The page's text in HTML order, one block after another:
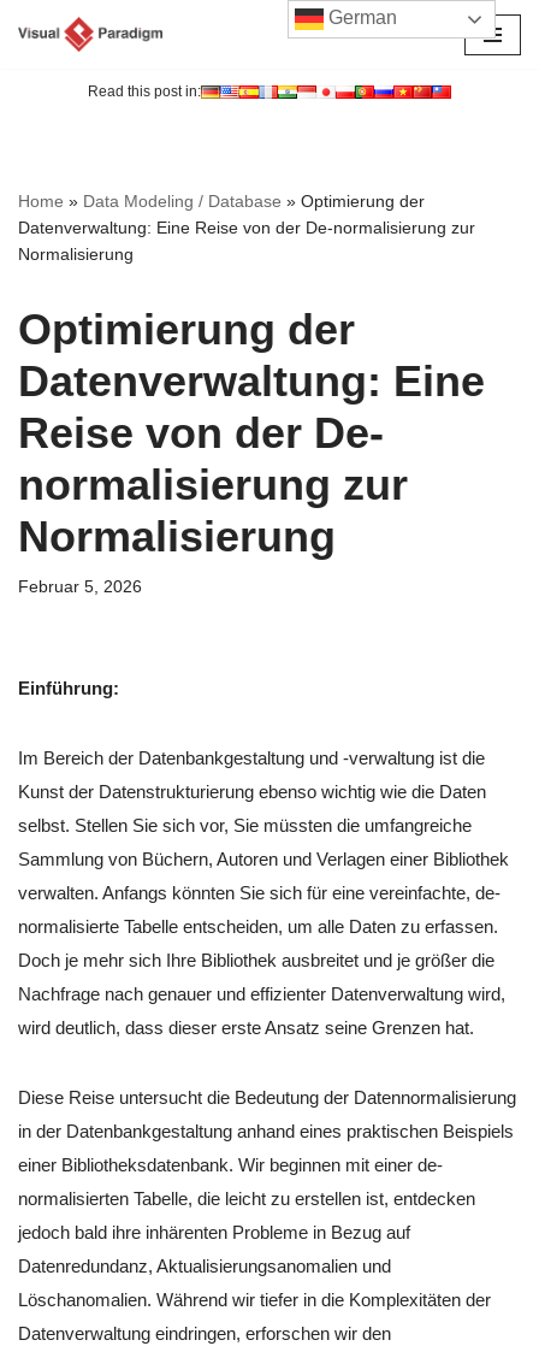
Read this post in:
Home » Data Modeling / Database » Optimierung der
Datenverwaltung: Eine Reise von der De-normalisierung zur
Normalisierung
Optimierung der
Datenverwaltung: Eine
Reise von der De-
normalisierung zur
Normalisierung
Februar 5, 2026
Einführung:
Im Bereich der Datenbankgestaltung und -verwaltung ist die
Kunst der Datenstrukturierung ebenso wichtig wie die Daten
selbst. Stellen Sie sich vor, Sie müssten die umfangreiche
Sammlung von Büchern, Autoren und Verlagen einer Bibliothek
verwalten. Anfangs könnten Sie sich für eine vereinfachte, de-
normalisierte Tabelle entscheiden, um alle Daten zu erfassen.
Doch je mehr sich Ihre Bibliothek ausbreitet und je größer die
Nachfrage nach genauer und effizienter Datenverwaltung wird,
wird deutlich, dass dieser erste Ansatz seine Grenzen hat.
Diese Reise untersucht die Bedeutung der Datennormalisierung
in der Datenbankgestaltung anhand eines praktischen Beispiels
einer Bibliotheksdatenbank. Wir beginnen mit einer de-
normalisierten Tabelle, die leicht zu erstellen ist, entdecken
jedoch bald ihre inhärenten Probleme in Bezug auf
Datenredundanz, Aktualisierungsanomalien und
Löschanomalien. Während wir tiefer in die Komplexitäten der
Datenverwaltung eindringen, erforschen wir den
German